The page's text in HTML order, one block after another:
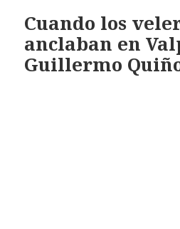
Cuando los
anclaban en
Guillermo